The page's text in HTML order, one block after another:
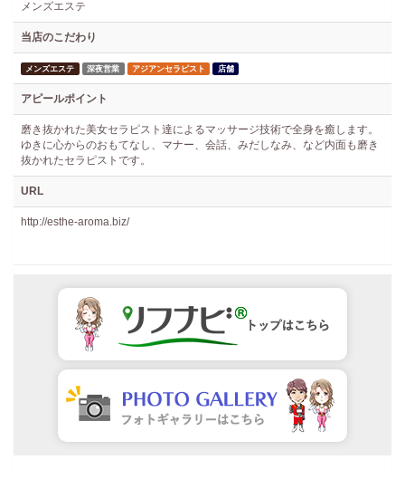
メンズエステ
当店のこだわり
メンズエステ 深夜営業 アジアンセラピスト 店舗
アピールポイント
磨き抜かれた美女セラピスト達によるマッサージ技術で全身を癒します。
ゆきに心からのおもてなし、マナー、会話、みだしなみ、など内面も磨き
抜かれたセラピストです。
URL
http://esthe-aroma.biz/